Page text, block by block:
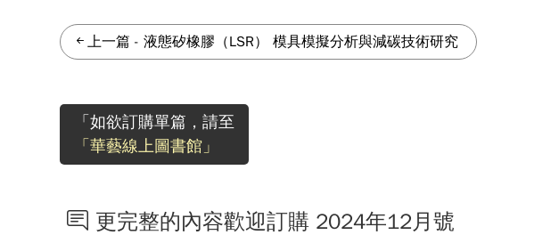
上一篇 -液態矽橡膠（LSR） 模具模擬分析與減碳技術研究
「如欲訂購單篇，請至
「華藝線上圖書館」
更完整的內容歡迎訂購 2024年12月號